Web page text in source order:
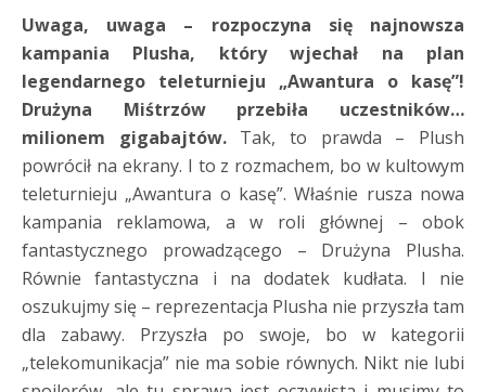
Uwaga, uwaga – rozpoczyna się najnowsza
kampania Plusha, który wjechał na plan
legendarnego teleturnieju „Awantura o kasę”!
Drużyna Miśtrzów przebiła uczestników…
milionem gigabajtów. Tak, to prawda – Plush
powrócił na ekrany. I to z rozmachem, bo w kultowym
teleturnieju „Awantura o kasę”. Właśnie rusza nowa
kampania reklamowa, a w roli głównej – obok
fantastycznego prowadzącego – Drużyna Plusha.
Równie fantastyczna i na dodatek kudłata. I nie
oszukujmy się – reprezentacja Plusha nie przyszła tam
dla zabawy. Przyszła po swoje, bo w kategorii
„telekomunikacja” nie ma sobie równych. Nikt nie lubi